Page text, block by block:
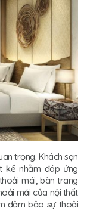
trọng. Khách sạn
kế nhằm đáp ứng
mái, bàn trang
mái của nội thất
đảm bảo sự thoải